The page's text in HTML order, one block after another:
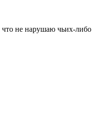
не нарушаю чьих-либо